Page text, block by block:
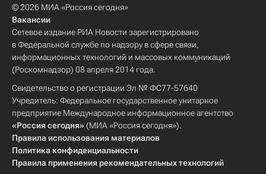
© 2026 МИА «Россия сегодня»
Вакансии
Сетевое издание РИА Новости зарегистрировано
в Федеральной службе по надзору в сфере связи,
информационных технологий и массовых коммуникаций
(Роскомнадзор) 08 апреля 2014 года.
Свидетельство о регистрации Эл № ФС77-57640
Учредитель: Федеральное государственное унитарное
предприятие Международное информационное агентство
«Россия сегодня» (МИА «Россия сегодня»).
Правила использования материалов
Политика конфиденциальности
Правила применения рекомендательных технологий